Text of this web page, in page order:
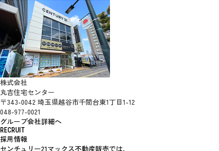
株式会社
丸吉住宅センター
〒343-0042 埼玉県越谷市千間台東1丁目1-12
048-977-0021
グループ会社詳細へ
RECRUIT
採用情報
センチュリー21マックス不動産販売では、